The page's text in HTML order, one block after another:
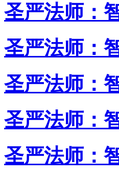
圣严法师：
圣严法师：
圣严法师：
圣严法师：
圣严法师：